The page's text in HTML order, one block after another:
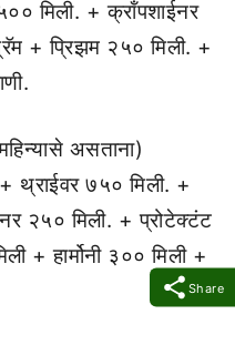
Share
मिली. + क्रॉंपशाईनर
+ प्रिझम २५० मिली. +
असताना)
थ्राईवर ७५० मिली. +
२५० मिली. + प्रोटेक्टंट
+ हार्मोनी ३०० मिली +